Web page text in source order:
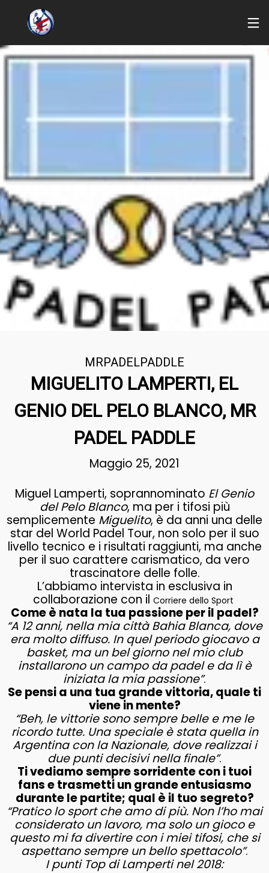
MRPADELPADDLE
MIGUELITO LAMPERTI, EL
GENIO DEL PELO BLANCO, MR
PADEL PADDLE
Maggio 25, 2021
Miguel Lamperti, soprannominato El Genio
del Pelo Blanco, ma per i tifosi più
semplicemente Miguelito, è da anni una delle
star del World Padel Tour, non solo per il suo
livello tecnico e i risultati raggiunti, ma anche
per il suo carattere carismatico, da vero
trascinatore delle folle.
L’abbiamo intervista in esclusiva in
collaborazione con il Corriere dello Sport
Come è nata la tua passione per il padel?
“A 12 anni, nella mia città Bahia Blanca, dove
era molto diffuso. In quel periodo giocavo a
basket, ma un bel giorno nel mio club
installarono un campo da padel e da lì è
iniziata la mia passione”.
Se pensi a una tua grande vittoria, quale ti
viene in mente?
“Beh, le vittorie sono sempre belle e me le
ricordo tutte. Una speciale è stata quella in
Argentina con la Nazionale, dove realizzai i
due punti decisivi nella finale”.
Ti vediamo sempre sorridente con i tuoi
fans e trasmetti un grande entusiasmo
durante le partite; qual è il tuo segreto?
“Pratico lo sport che amo di più. Non l’ho mai
considerato un lavoro, ma solo un gioco e
questo mi fa divertire con i miei tifosi, che si
aspettano sempre un bello spettacolo”.
I punti Top di Lamperti nel 2018: